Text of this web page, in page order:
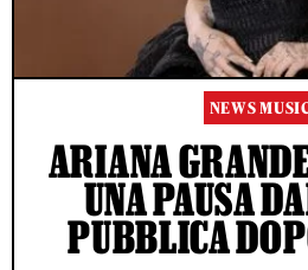
NEWS
ARIANA
UNA PAUSA
PUBBLICA